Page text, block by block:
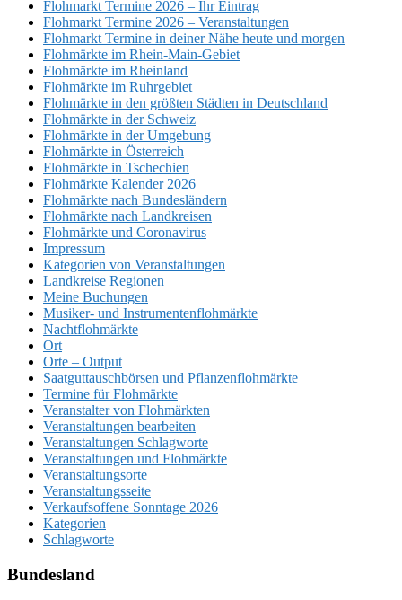
Flohmarkt Termine 2026 – Ihr Eintrag
Flohmarkt Termine 2026 – Veranstaltungen
Flohmarkt Termine in deiner Nähe heute und morgen
Flohmärkte im Rhein-Main-Gebiet
Flohmärkte im Rheinland
Flohmärkte im Ruhrgebiet
Flohmärkte in den größten Städten in Deutschland
Flohmärkte in der Schweiz
Flohmärkte in der Umgebung
Flohmärkte in Österreich
Flohmärkte in Tschechien
Flohmärkte Kalender 2026
Flohmärkte nach Bundesländern
Flohmärkte nach Landkreisen
Flohmärkte und Coronavirus
Impressum
Kategorien von Veranstaltungen
Landkreise Regionen
Meine Buchungen
Musiker- und Instrumentenflohmärkte
Nachtflohmärkte
Ort
Orte – Output
Saatguttauschbörsen und Pflanzenflohmärkte
Termine für Flohmärkte
Veranstalter von Flohmärkten
Veranstaltungen bearbeiten
Veranstaltungen Schlagworte
Veranstaltungen und Flohmärkte
Veranstaltungsorte
Veranstaltungsseite
Verkaufsoffene Sonntage 2026
Kategorien
Schlagworte
Bundesland